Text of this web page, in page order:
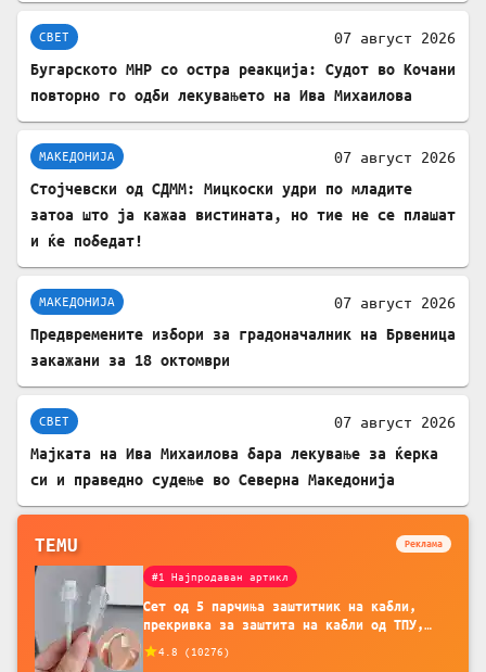
СВЕТ 07 август 2026
Бугарското МНР со остра реакција: Судот во Кочани
повторно го одби лекувањето на Ива Михаилова
МАКЕДОНИЈА 07 август 2026
Стојчевски од СДММ: Мицкоски удри по младите
затоа што ја кажаа вистината, но тие не се плашат
и ќе победат!
МАКЕДОНИЈА 07 август 2026
Предвремените избори за градоначалник на Брвеница
закажани за 18 октомври
СВЕТ 07 август 2026
Мајката на Ива Михаилова бара лекување за ќерка
си и праведно судење во Северна Македонија
TEMU Реклама
#1 Најпродаван артикл
Сет од 5 парчиња заштитник на кабли,
прекривка за заштита на кабли од ТПУ,
батерија, за мобилни телефони, комплет
4.8 ( 10276)